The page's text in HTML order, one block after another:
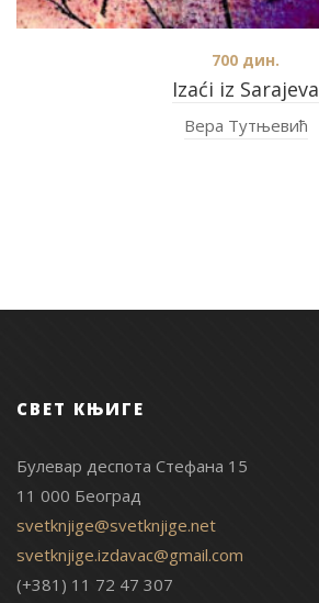
Izaći iz Sarajeva
700 дин.
Вера Тутњевић
СВЕТ КЊИГЕ
Булевар деспота Стефана 15
11 000 Београд
svetknjige@svetknjige.net
svetknjige.izdavac@gmail.com
(+381) 11 72 47 307